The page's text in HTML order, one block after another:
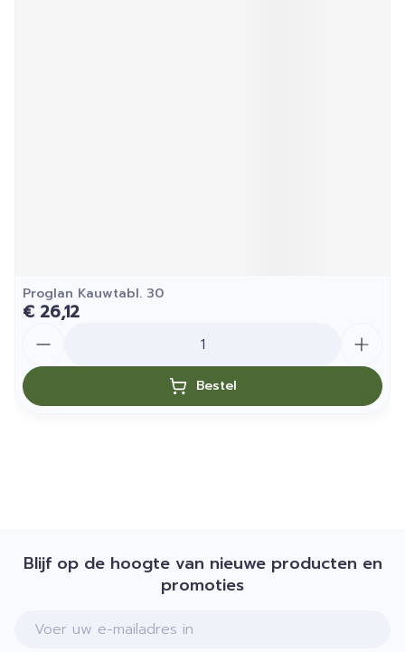
Proglan Kauwtabl. 30
€ 26,12
Bestel
Blijf op de hoogte van nieuwe producten en
promoties
E-mail adres